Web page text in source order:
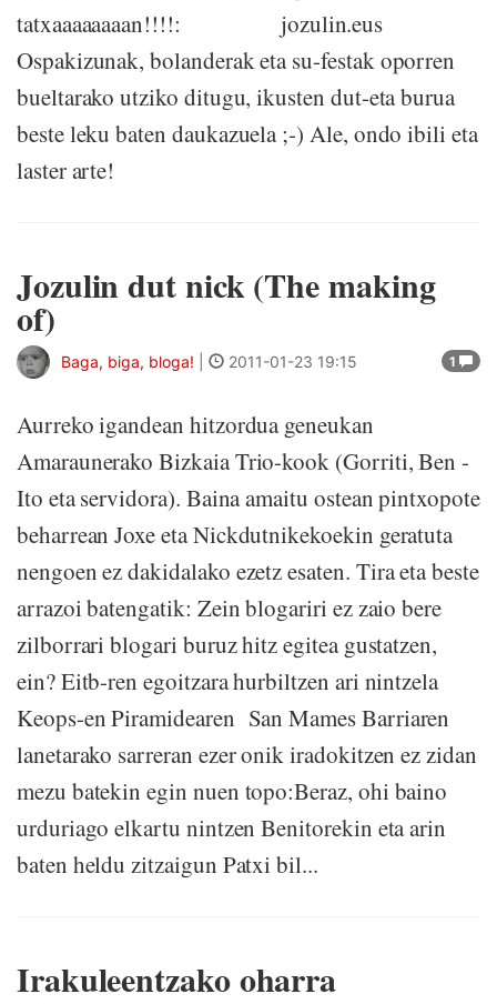
tatxaaaaaaaan!!!!: jozulin.eus
Ospakizunak, bolanderak eta su-festak oporren
bueltarako utziko ditugu, ikusten dut-eta burua
beste leku baten daukazuela ;-) Ale, ondo ibili eta
laster arte!
Jozulin dut nick (The making
of)
1
Baga, biga, bloga! 2011-01-23 19:15
Aurreko igandean hitzordua geneukan
Amaraunerako Bizkaia Trio-kook (Gorriti, Ben -
Ito eta servidora). Baina amaitu ostean pintxopote
beharrean Joxe eta Nickdutnikekoekin geratuta
nengoen ez dakidalako ezetz esaten. Tira eta beste
arrazoi batengatik: Zein blogariri ez zaio bere
zilborrari blogari buruz hitz egitea gustatzen,
ein? Eitb-ren egoitzara hurbiltzen ari nintzela
Keops-en Piramidearen San Mames Barriaren
lanetarako sarreran ezer onik iradokitzen ez zidan
mezu batekin egin nuen topo:Beraz, ohi baino
urduriago elkartu nintzen Benitorekin eta arin
baten heldu zitzaigun Patxi bil...
Irakuleentzako oharra